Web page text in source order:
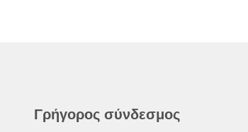
Γρήγορος σύνδεσμος